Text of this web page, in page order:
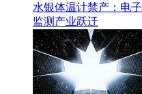
水银体温计禁产：电
监测产业跃迁